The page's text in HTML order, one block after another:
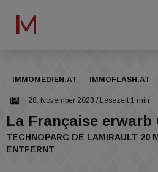
IMMOMEDIEN.AT IMMOFLASH.AT
28. November 2023 / Lesezeit 1 min
La Française erwarb
TECHNOPARC DE LAMIRAULT 20
ENTFERNT